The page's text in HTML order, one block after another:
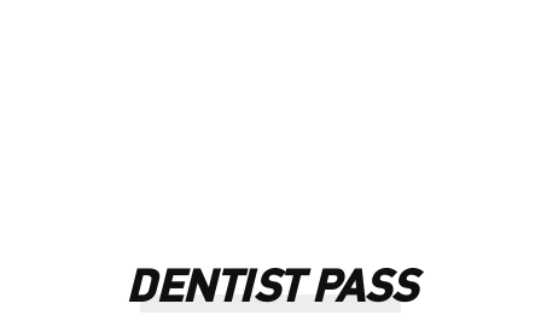
DENTIST PASS